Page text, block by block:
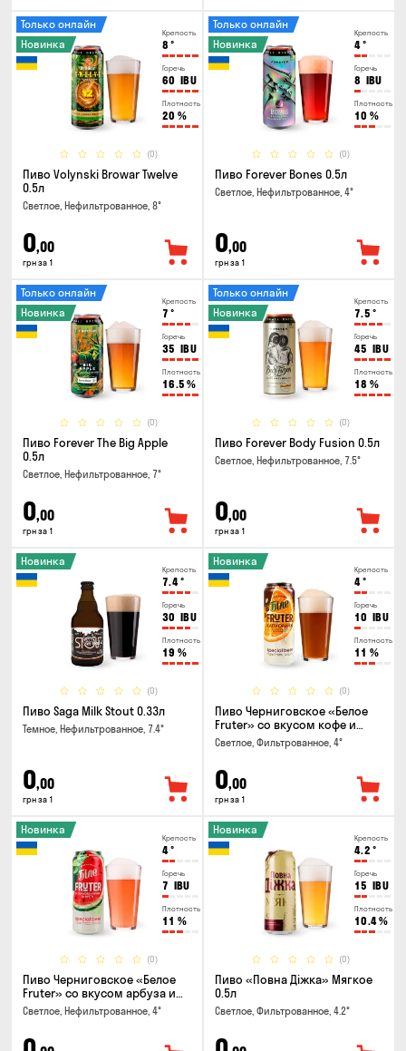
Крепость
8 °
Горечь
60 IBU
Плотность
20 %
(0)
Только онлайн
Новинка
Пиво Volynski Browar Twelve
0.5л
Светлое, Нефильтрованное, 8°
0,00
грн за 1
Крепость
4°
Горечь
8 IBU
Плотность
10 %
(0)
Только онлайн
Новинка
Пиво Forever Bones 0.5л
Светлое, Нефильтрованное, 4°
0,00
грн за 1
Крепость
7 °
Горечь
35 IBU
Плотность
16.5 %
(0)
Только онлайн
Новинка
Пиво Forever The Big Apple
0.5л
Светлое, Нефильтрованное, 7°
0,00
грн за 1
Крепость
7.5 °
Горечь
45 IBU
Плотность
18 %
(0)
Только онлайн
Новинка
Пиво Forever Body Fusion 0.5л
Светлое, Нефильтрованное, 7.5°
0,00
грн за 1
Крепость
7.4°
Горечь
30 IBU
Плотность
19 %
(0)
Новинка
Пиво Saga Milk Stout 0.33л
Темное, Нефильтрованное, 7.4°
0,00
грн за 1
Крепость
4°
Горечь
10 IBU
Плотность
11 %
(0)
Новинка
Пиво Черниговское «Белое
Fruter» со вкусом кофе и
апельсина 0.5 л
Светлое, Фильтрованное, 4°
0,00
грн за 1
Крепость
4°
Горечь
7 IBU
Плотность
11 %
(0)
Новинка
Пиво Черниговское «Белое
Fruter» со вкусом арбуза и
мяты 0.5л
Светлое, Нефильтрованное, 4°
Крепость
4.2 °
Горечь
15 IBU
Плотность
10.4%
(0)
Новинка
Пиво «Повна Діжка» Мягкое
0.5л
Светлое, Фильтрованное, 4.2°